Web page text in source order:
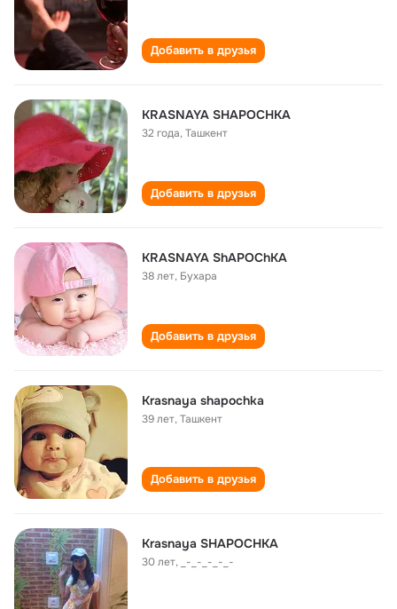
Добавить в друзья
KRASNAYA SHAPOCHKA
32 года,Ташкент
Добавить в друзья
KRASNAYA ShAPOChKA
38 лет, Буxаpа
Добавить в друзья
Krasnaya shapochka
39 лет,Ташкент
Добавить в друзья
Krasnaya SHAPOCHKA
30 лет, _-_-_-_-_-